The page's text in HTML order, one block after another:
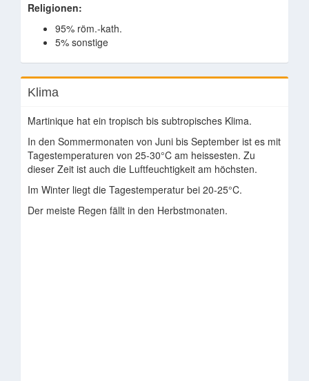
Religionen:
95% röm.-kath.
5% sonstige
Klima
Martinique hat ein tropisch bis subtropisches Klima.
In den Sommermonaten von Juni bis September ist es mit
Tagestemperaturen von 25-30°C am heissesten. Zu
dieser Zeit ist auch die Luftfeuchtigkeit am höchsten.
Im Winter liegt die Tagestemperatur bei 20-25°C.
Der meiste Regen fällt in den Herbstmonaten.